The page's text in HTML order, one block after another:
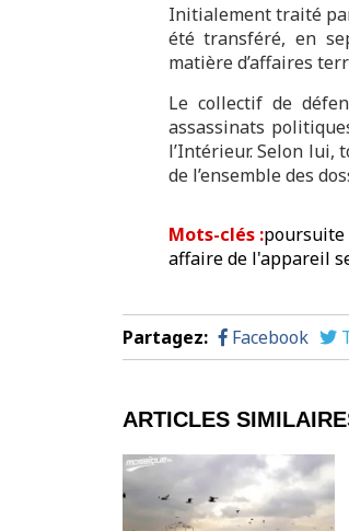
Initialement traité
été transféré, en
matière d’affaires
Le collectif de
assassinats
l’Intérieur. Selon lui,
de l’ensemble des
Mots-clés:poursuite
affaire de l'appareil
Partagez: Facebook
ARTICLES